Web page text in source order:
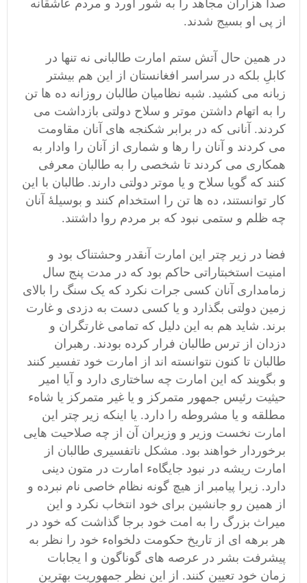
صدا هزاران مجاهد را به شور آورد و مردم عاشقانه
از پی او بسیج شدند.
در همین حال آتش ستم امارت طالبانی نه تنها در
کابلِ بلکه در سراسر افغانستان از این هم بیشتر
زبانه می کشید. شبه نظامیان طالبان روزانه ده ها تن
را به اتهام داشتن موتر و سلاح دولتی بازداشت می
کردند. آنانی که در برابر شکنجه های آنان مقاومت
می کردند و آنان را رها و شماری از آنان را وادار به
همکاری می کردند تا شخصی را به طالبان معرفی
کنند که گویا سلاح و یا موتر دولتی دارند. طالبان با این
کار توانستند، ده ها تن را استخدام کنند و بوسیلۀ آنان
چه ظلم و ستمی نبود که بر مردم روا داشتند.
فضا در زیر چتر این امارت آنقدر وحشتناک بود و
امنیت استخبتاراتی حاکم بود که در مدت پنج سال
زمامداری آنان کسی جرات نکرد که یک سنگ را بالای
زمین دولتی بگذارد و یا کسی دست به دزدی و غارت
برند. شاید هم به این دلیل که تمامی غارتگران و
دزدان از ترس طالبان فرار کرده بودند. رهبران
طالبان تا کنون نتوانسته اند از امارت خود تفسیر کنند
و بگویند که این امارت چه ساختاری دارد و آیا امیر
حیثیت رئیس جمهور متمرکز و یا غیر متمرکز یا شاهء
مطلقه و یا مشروطه را دارد. یا اینکه زیر چتر این
امارت نخست وزیر و وزیران آن از چه صلاحیت هایی
برخوردار خواهند بود. مشکل ناتفسیری طالبان از
امارت ریشه در نبود جایگاهء امارت در متون دینی
دارد. زیرا پیامبر از هیچ گونه نظام خاصی نام نبرده و
از همین رو جانشین برای خود انتخاب نکرد و این
میراث بزرگ را به امت خود برجا گذاشت که خود در
هر برهه ای از تاریخ حکومت دلخواهء خود را نظر به
پیشرفت بشر در عرصه های گوناگون و ا یجابات
زمان خود تعیین کنند. از این نظر جمهوریت بهترین